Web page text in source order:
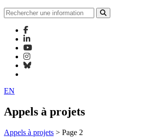
EN
Appels à projets
Appels à projets > Page 2